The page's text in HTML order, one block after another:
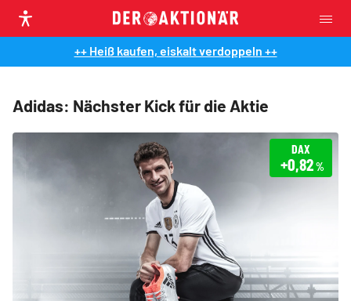
++ Heiß kaufen, eiskalt verdoppeln ++
Adidas: Nächster Kick für die Aktie
DAX
+0,82%